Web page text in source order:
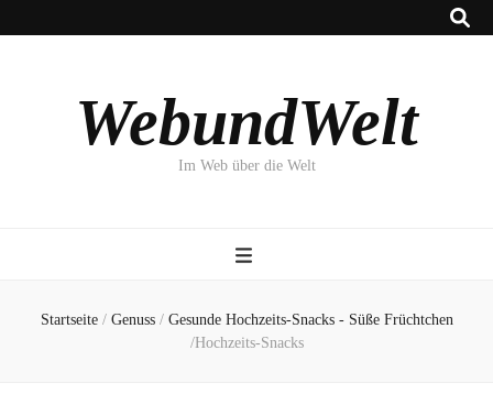
WebundWelt
Im Web über die Welt
Startseite / Genuss / Gesunde Hochzeits-Snacks - Süße Früchtchen
/Hochzeits-Snacks